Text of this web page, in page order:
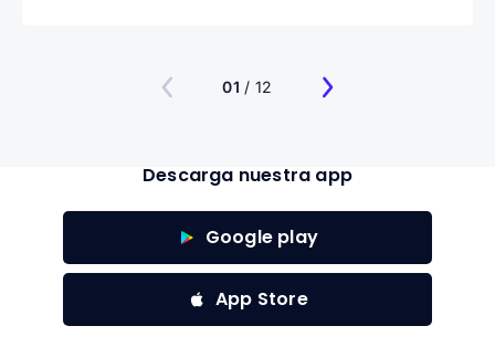
01 / 12
Descarga nuestra app
Google play
App Store